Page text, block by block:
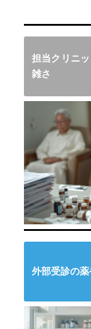
担当クリニ
雑さ
外部受診の薬